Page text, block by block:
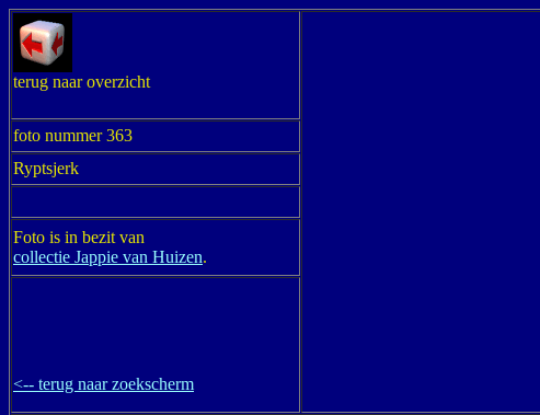
terug naar overzicht
foto nummer 363
Ryptsjerk
Foto is in bezit van
collectie Jappie van Huizen.
<-- terug naar zoekscherm